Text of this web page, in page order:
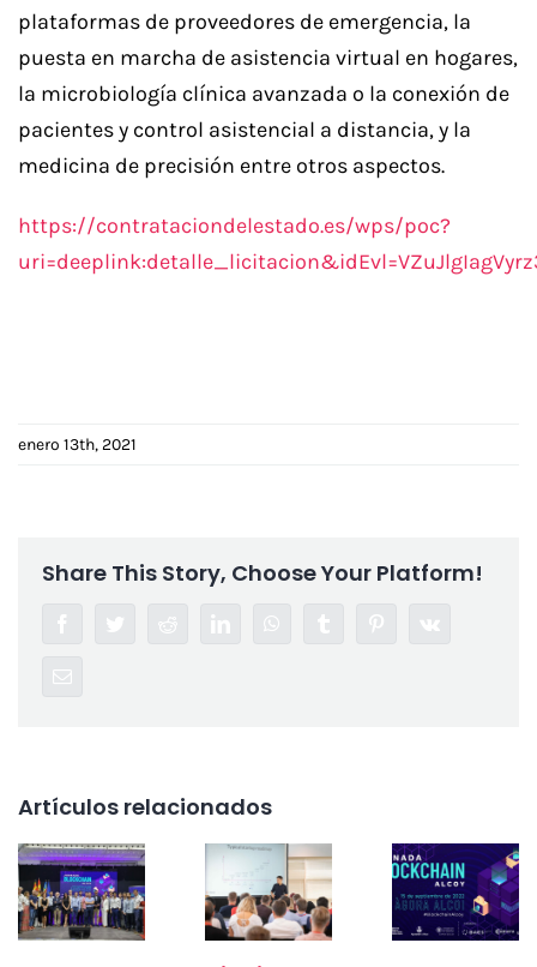
plataformas de proveedores de emergencia, la
puesta en marcha de asistencia virtual en hogares,
la microbiología clínica avanzada o la conexión de
pacientes y control asistencial a distancia, y la
medicina de precisión entre otros aspectos.
https://contrataciondelestado.es/wps/poc?
enero 13th, 2021
Share This Story, Choose Your Platform!
FacebookTwitter RedditLinkedInWhatsAppTumblr PinterestVk
Correo
Artículos relacionados